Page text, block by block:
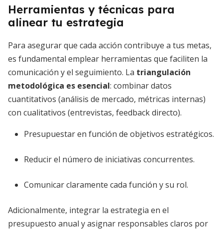
Herramientas y técnicas para
alinear tu estrategia
Para asegurar que cada acción contribuye a tus metas,
es fundamental emplear herramientas que faciliten la
comunicación y el seguimiento. La triangulación
metodológica es esencial: combinar datos
cuantitativos (análisis de mercado, métricas internas)
con cualitativos (entrevistas, feedback directo).
Presupuestar en función de objetivos estratégicos.
Reducir el número de iniciativas concurrentes.
Comunicar claramente cada función y su rol.
Adicionalmente, integrar la estrategia en el
presupuesto anual y asignar responsables claros por